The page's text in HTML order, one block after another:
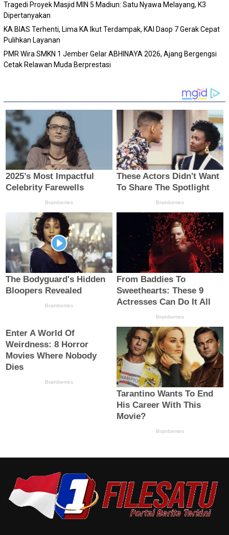
Tragedi Proyek Masjid MIN 5 Madiun: Satu Nyawa Melayang, K3
Dipertanyakan
KA BIAS Terhenti, Lima KA Ikut Terdampak, KAI Daop 7 Gerak Cepat
Pulihkan Layanan
PMR Wira SMKN 1 Jember Gelar ABHINAYA 2026, Ajang Bergengsi
Cetak Relawan Muda Berprestasi